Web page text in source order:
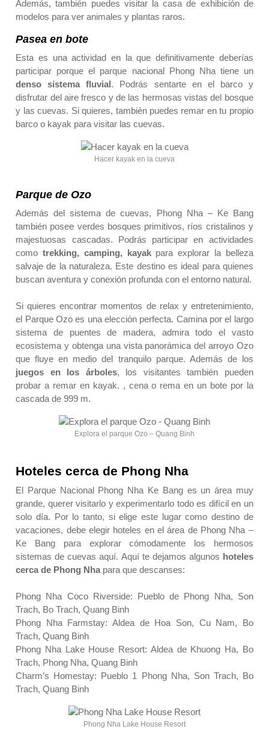
Además, también puedes visitar la casa de exhibición de
modelos para ver animales y plantas raros.
Pasea en bote
Esta es una actividad en la que definitivamente deberías
participar porque el parque nacional Phong Nha tiene un
denso sistema fluvial. Podrás sentarte en el barco y
disfrutar del aire fresco y de las hermosas vistas del bosque
y las cuevas. Si quieres, también puedes remar en tu propio
barco o kayak para visitar las cuevas.
Hacer kayak en la cueva
Parque de Ozo
Además del sistema de cuevas, Phong Nha – Ke Bang
también posee verdes bosques primitivos, ríos cristalinos y
majestuosas cascadas. Podrás participar en actividades
comotrekking, camping, kayakpara explorar la belleza
salvaje de la naturaleza. Este destino es ideal para quienes
buscan aventura y conexión profunda con el entorno natural.
Si quieres encontrar momentos de relax y entretenimiento,
el Parque Ozo es una elección perfecta. Camina por el largo
sistema de puentes de madera, admira todo el vasto
ecosistema y obtenga una vista panorámica del arroyo Ozo
que fluye en medio del tranquilo parque. Además de los
juegos en los árboles, los visitantes también pueden
probar a remar en kayak. , cena o rema en un bote por la
cascada de 999 m.
Explora el parque Ozo – Quang Binh
Hoteles cerca de Phong Nha
El Parque Nacional Phong Nha Ke Bang es un área muy
grande, querer visitarlo y experimentarlo todo es difícil en un
solo día. Por lo tanto, si elige este lugar como destino de
vacaciones, debe elegir hoteles en el área de Phong Nha –
Ke Bang para explorar cómodamente los hermosos
sistemas de cuevas aquí. Aquí te dejamos algunos hoteles
cerca de Phong Nha para que descanses:
Phong Nha Coco Riverside: Pueblo de Phong Nha, Son
Trach, Bo Trach, Quang Binh
Phong Nha Farmstay: Aldea de Hoa Son, Cu Nam, Bo
Trach, Quang Binh
Phong Nha Lake House Resort: Aldea de Khuong Ha, Bo
Trach, Phong Nha, Quang Binh
Charm’s Homestay: Pueblo 1 Phong Nha, Son Trach, Bo
Trach, Quang Binh
Phong Nha Lake House Resort